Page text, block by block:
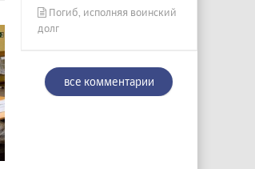
Погиб, исполняя воинский
долг
все комментарии